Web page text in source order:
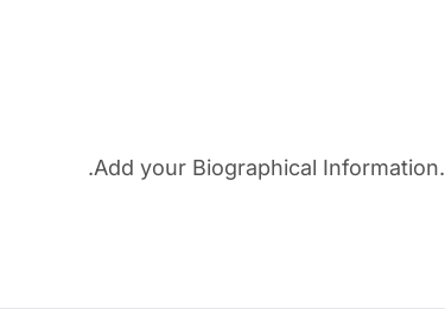
Add your Biographical Information.